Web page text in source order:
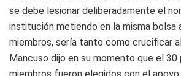
se debe lesionar deliberadamente el
institución metiendo en la misma bolsa
miembros, sería tanto como crucificar
Mancuso dijo en su momento que el